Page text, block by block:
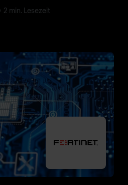
2 min. Lesezeit